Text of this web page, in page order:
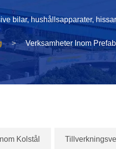
bilar, hushållsapparater,
Verksamheter Inom
Kolstål